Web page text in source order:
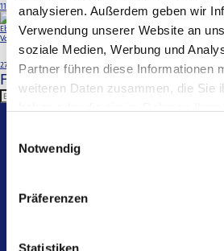
analysieren. Außerdem geben wir
Verwendung unserer Website an
soziale Medien, Werbung und
Partner führen diese Informationen
weiteren Daten zusammen, die Sie
Notwendig
Präferenzen
Statistiken
Für Notfälle
11. Februar 2026
Ebrima Colley bei uns in der Klinik
Vor Kurzem durften wir den Fußballspieler Ebrima Colley bei
27. November 2025
Follow Merian Abonnieren Sie
Abonnieren
Weitere
Informationen